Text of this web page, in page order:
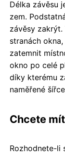
Délka závěsu
zem.
závěsy
stranách
zatemnit
okno po celé
díky kterému
naměřené
Chcete
Rozhodnete-li